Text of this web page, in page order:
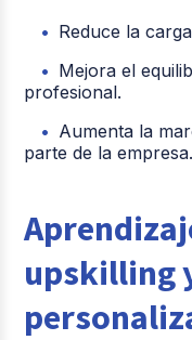
Reduce la
Mejora el
profesional.
Aumenta la
parte de la empresa.
upskilling